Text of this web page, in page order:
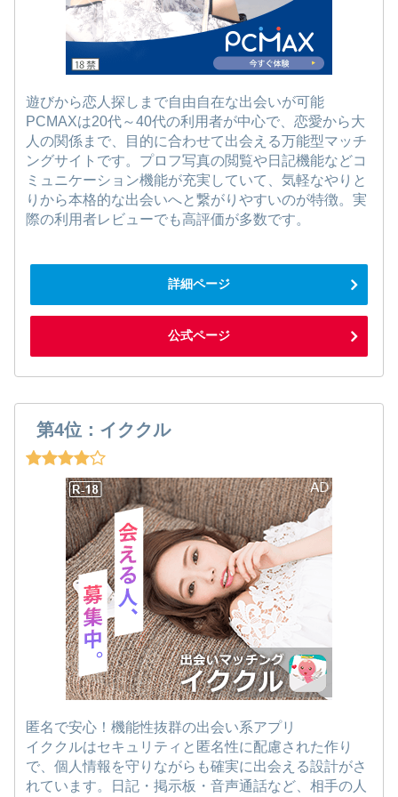
遊びから恋人探しまで自由自在な出会いが可能
PCMAXは20代～40代の利用者が中心で、恋愛から大
人の関係まで、目的に合わせて出会える万能型マッチ
ングサイトです。プロフ写真の閲覧や日記機能などコ
ミュニケーション機能が充実していて、気軽なやりと
りから本格的な出会いへと繋がりやすいのが特徴。実
際の利用者レビューでも高評価が多数です。
詳細ページ
公式ページ
第4位：イククル
匿名で安心！機能性抜群の出会い系アプリ
イククルはセキュリティと匿名性に配慮された作り
で、個人情報を守りながらも確実に出会える設計がさ
れています。日記・掲示板・音声通話など、相手の人